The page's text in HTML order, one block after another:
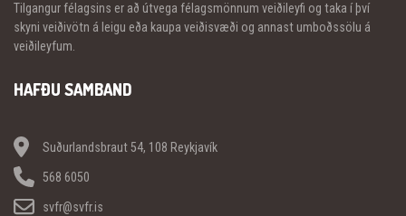
Tilgangur félagsins er að útvega félagsmönnum veiðileyfi og taka í því
skyni veiðivötn á leigu eða kaupa veiðisvæði og annast umboðssölu á
veiðileyfum.
HAFÐU SAMBAND
Suðurlandsbraut 54, 108 Reykjavík
568 6050
svfr@svfr.is